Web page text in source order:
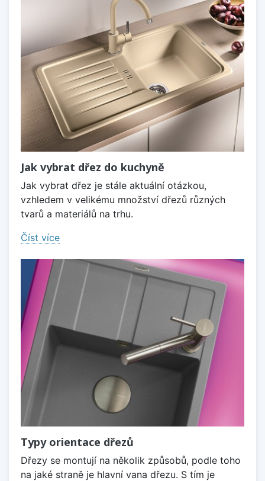
Jak vybrat dřez do kuchyně
Jak vybrat dřez je stále aktuální otázkou,
vzhledem v velikému množství dřezů různých
tvarů a materiálů na trhu.
Číst více
Typy orientace dřezů
Dřezy se montují na několik způsobů, podle toho
na jaké straně je hlavní vana dřezu. S tím je